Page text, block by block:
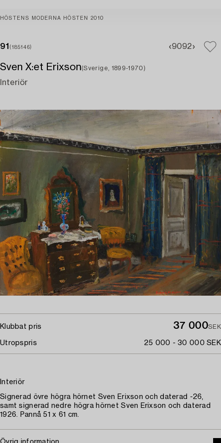
HÖSTENS MODERNA HÖSTEN 2010
91 (185146) 9092
Sven X:et Erixson(Sverige, 1899-1970)
Interiör
Klubbat pris 37 000SEK
Utropspris 25 000 - 30 000 SEK
Interiör
Signerad övre högra hörnet Sven Erixson och daterad -26,
samt signerad nedre högra hörnet Sven Erixson och daterad
1926. Pannå 51 x 61 cm.